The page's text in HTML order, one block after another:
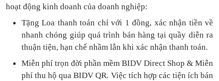
hoạt động kinh doanh của doanh nghiệp:
Tặng Loa thanh toán chỉ với 1đồng, xác nhận tiền về
nhanh chóng giúp quá trình bán hàng tại quầy diễn ra
thuận tiện, hạn chế nhầm lẫn khi xác nhận thanh toán.
Miễn phí trọn đời phần mềm BIDV Direct Shop & Miễn
phí thu hộ qua BIDV QR. Việc tích hợp các tiện ích bán